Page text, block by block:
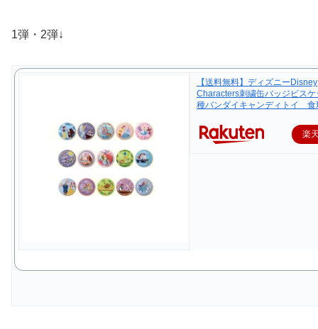
1弾・2弾↓
【送料無料】ディズニーDisney
Characters刺繍缶バッジビス
種バンダイキャンディトイ 食
楽